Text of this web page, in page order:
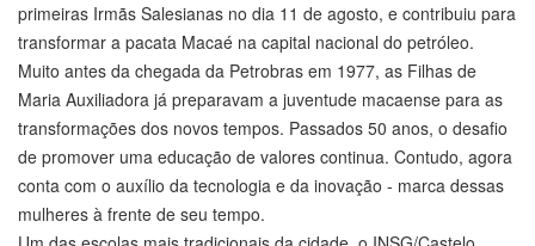
primeiras Irmãs Salesianas no dia 11 de agosto, e contribuiu para
transformar a pacata Macaé na capital nacional do petróleo.
Muito antes da chegada da Petrobras em 1977, as Filhas de
Maria Auxiliadora já preparavam a juventude macaense para as
transformações dos novos tempos. Passados 50 anos, o desafio
de promover uma educação de valores continua. Contudo, agora
conta com o auxílio da tecnologia e da inovação - marca dessas
mulheres à frente de seu tempo.